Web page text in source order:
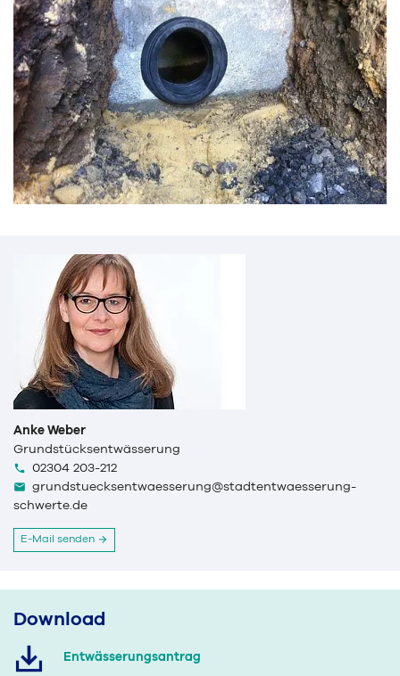
Anke Weber
Grundstücksentwässerung
02304 203-212
grundstuecksentwaesserung@stadtentwaesserung-
schwerte.de
E-Mail senden
Download
Entwässerungsantrag